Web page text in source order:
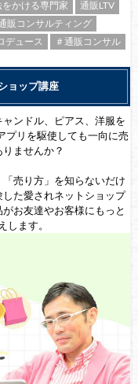
かける専門家
通販LTV
販コンサルティング
デュース ＃通販コンサル
ョップ講座
ンドル、ピアス、洋服を
プリを駆使しても一向に売
ませんか？
売り方」を知らないだけ
た愛されネットショップ
お友達やお客様にもっと
します。